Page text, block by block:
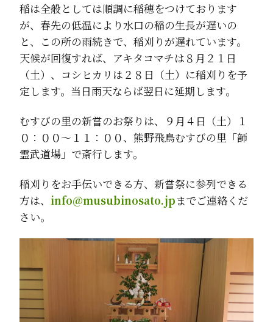
稲は全般としては順調に稲穂をつけております
が、春先の低温により水口の稲の生長が遅いの
と、この所の雨続きで、稲刈りが遅れています。
天候が回復すれば、アキタコマチは８月２１日
（土）、コシヒカリは２８日（土）に稲刈りを予
定します。当日雨天ならば翌日に延期します。
むすびの里の新嘗のお祭りは、９月４日（土）１
０：００～１１：００、熊野飛鳥むすびの里「韴
霊武道場」で斎行します。
稲刈りをお手伝いできる方、新嘗祭に参列できる
方は、 info@musubinosato.jpまでご連絡くだ
さい。